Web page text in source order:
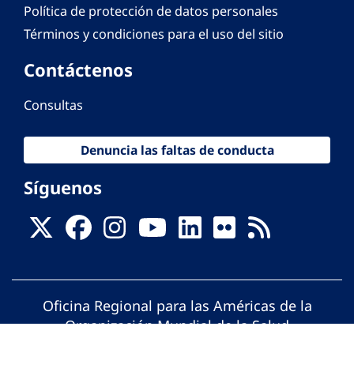
Política de protección de datos personales
Términos y condiciones para el uso del sitio
Contáctenos
Consultas
Denuncia las faltas de conducta
Síguenos
Oficina Regional para las Américas de la
Organización Mundial de la Salud